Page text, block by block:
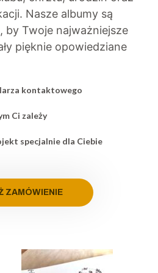
Nasze albumy są
by Twoje najważniejsze
pięknie opowiedziane
kontaktowego
Ci zależy
specjalnie dla Ciebie
ZAMÓWIENIE